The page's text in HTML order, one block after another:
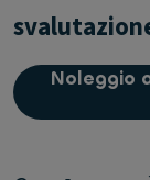
Noleggio